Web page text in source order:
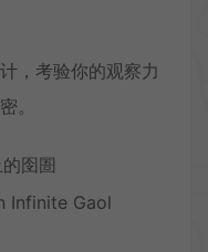
，考验你的观察力
。
囹圄
Infinite Gaol